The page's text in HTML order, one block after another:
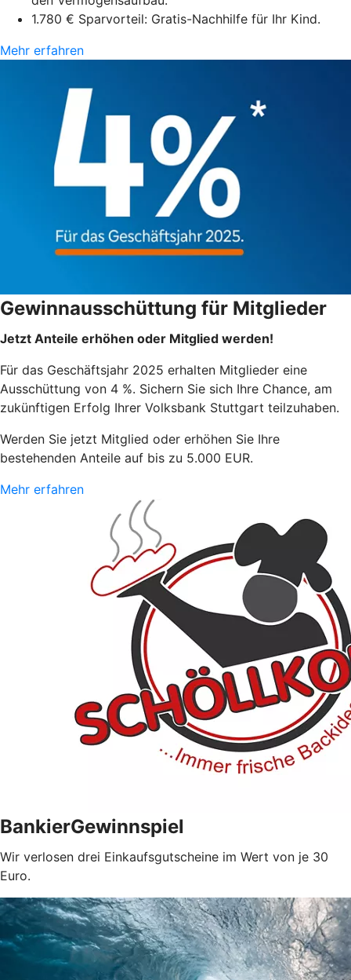
1.780 € Sparvorteil: Gratis-Nachhilfe für Ihr Kind.
Mehr erfahren
Gewinnausschüttung für Mitglieder
Jetzt Anteile erhöhen oder Mitglied werden!
Für das Geschäftsjahr 2025 erhalten Mitglieder eine
Ausschüttung von 4 %. Sichern Sie sich Ihre Chance, am
zukünftigen Erfolg Ihrer Volksbank Stuttgart teilzuhaben.
Werden Sie jetzt Mitglied oder erhöhen Sie Ihre
bestehenden Anteile auf bis zu 5.000 EUR.
Mehr erfahren
BankierGewinnspiel
Wir verlosen drei Einkaufsgutscheine im Wert von je 30
Euro.